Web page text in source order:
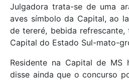
Julgadora trata-se de uma
aves símbolo da Capital, ao
de tereré, bebida
Capital do Estado Sul-mato-
Residente na Capital de MS
disse ainda que o concurso